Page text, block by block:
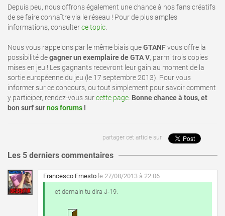
Depuis peu, nous offrons également une chance à nos fans créatifs
de se faire connaître via le réseau ! Pour de plus amples
informations, consulterce topic
Nous vous rappelons par le même biais queGTANFvous offre la
possibilité degagner un exemplaire de GTA V, parmi trois copies
mises en jeu ! Les gagnants recevront leur gain au moment de la
sortie européenne du jeu (le 17 septembre 2013). Pour vous
informer sur ce concours, ou tout simplement pour savoir comment
y participer, rendez-vous surcette page Bonne chance à tous, et
bon surf surnos forums !
partager cet article sur
Les 5 derniers commentaires
Francesco Ernesto le 27/08/2013 à 22:06
et demain tu dira J-19.